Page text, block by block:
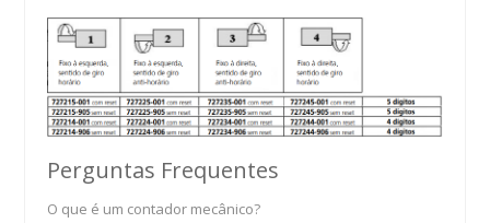
Perguntas Frequentes
O que é um contador mecânico?